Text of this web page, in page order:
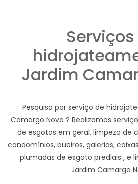
Jardim
Pesquisa por serviço de
Camargo Novo ? Realizamos
de esgotos em geral, limpeza de
condomínios, bueiros, galerias,
plumadas de esgoto prediais , e
Jardim Camargo